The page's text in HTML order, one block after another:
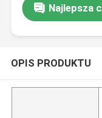
Najlepsza
OPIS PRODUKTU